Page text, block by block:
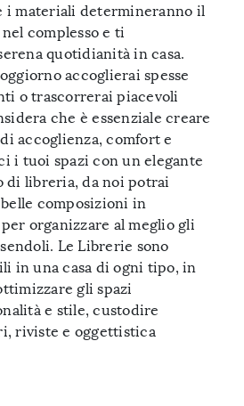
i materiali determineranno il
complesso e ti
quotidianità in casa.
accoglierai spesse
o trascorrerai piacevoli
che è essenziale creare
accoglienza, comfort e
i tuoi spazi con un elegante
di libreria, da noi potrai
composizioni in
organizzare al meglio gli
Le Librerie sono
in una casa di ogni tipo, in
gli spazi
e stile, custodire
riviste e oggettistica